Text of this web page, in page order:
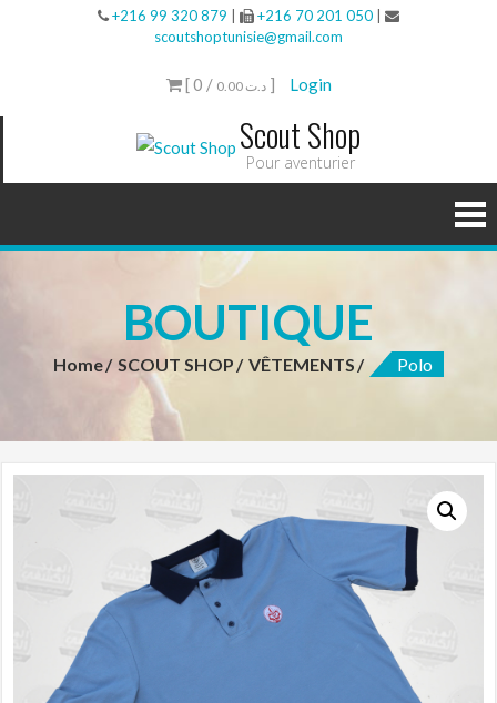
+216 99 320 879 +216 70 201 050
scoutshoptunisie@gmail.com
[ 0 / 0.00 د.ت] Login
Scout Shop
Pour aventurier
BOUTIQUE
Home SCOUT SHOP VÊTEMENTS Polo